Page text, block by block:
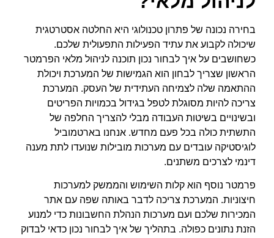
בחירה נכונה של פתרון טכנולוגי היא החלטה אסטרטגית
שיכולה לקבוע את עתיד הפעילות התפעולית שלכם.
כשחושבים על איך לבחור נכון תוכנה לניהול מלאי הפרמטר
הראשון שצריך לבחון הוא הגמישות של המערכת ויכולת
ההתאמה שלה לצמיחה העתידית של העסק. המערכת
צריכה להיות מסוגלת לטפל בגידול בכמויות הפריטים
ובשינויים בשיטות העבודה מבלי להצריך החלפה של
התשתית כולה בכל פעם מחדש. אנחנו בארטמוביל
לוגיסטיקה עובדים עם מערכות מובילות שנועדו לתת מענה
דינמי לצרכים משתנים.
פרמטר נוסף הוא קלות השימוש והממשק למערכות
חיצוניות. המערכת צריכה לדבר באותה שפה עם אתר
המכירות שלכם ועם מערכות הנהלת החשבונות כדי למנוע
הזנת נתונים כפולה. בתהליך של איך לבחור נכון כדאי לבדוק